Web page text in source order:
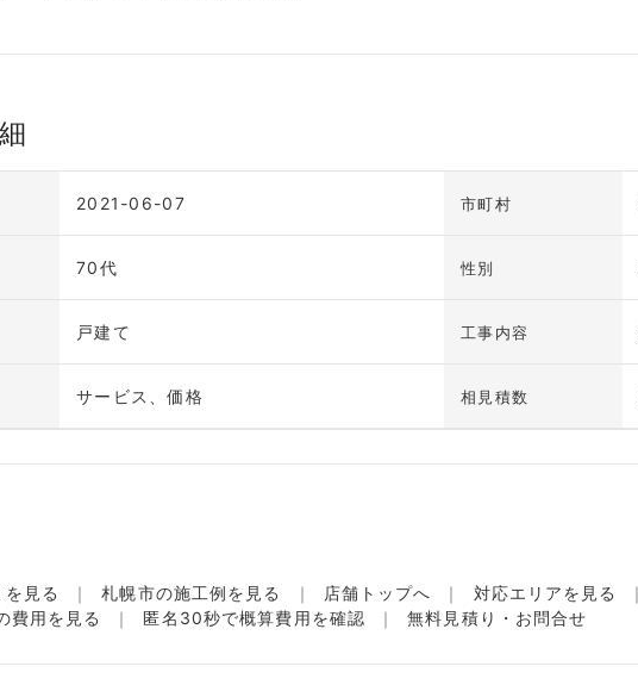
2021-06-07 市町村
70代 性別
戸建て 工事内容
サービス、価格 相見積数
見る 札幌市の施工例を見る 店舗トップへ 対応エリアを見る
費用を見る
匿名30秒で概算費用を確認 無料見積り・お問合せ